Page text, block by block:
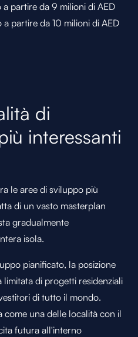
partire da 9 milioni di AED
partire da 10 milioni di AED
di
interessanti
le aree di sviluppo più
di un vasto masterplan
gradualmente
isola.
pianificato, la posizione
di progetti residenziali
di tutto il mondo.
come una delle località con il
futura all'interno